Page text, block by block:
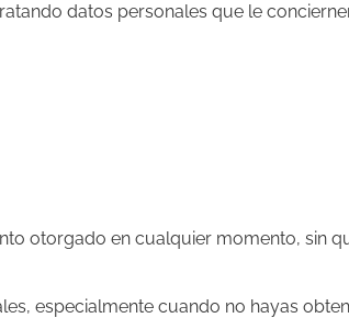
datos personales que le
otorgado en cualquier momento, sin
especialmente cuando no hayas